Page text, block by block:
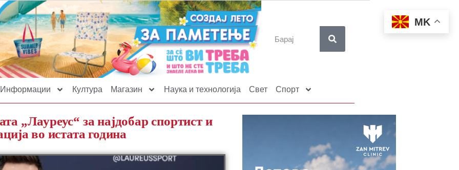
Информации Култура Магазин Наука и технологија Свет Спорт
„Лауреус“ за најдобар спортист и
во истата година
MK